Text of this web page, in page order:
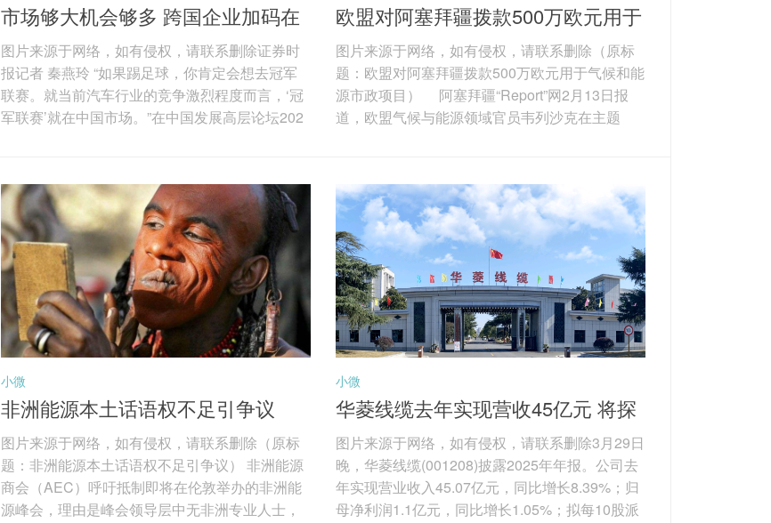
市场够大机会够多 跨国企业加码在
华投资
图片来源于网络，如有侵权，请联系删除证券时
报记者 秦燕玲 “如果踢足球，你肯定会想去冠军
联赛。就当前汽车行业的竞争激烈程度而言，‘冠
军联赛’就在中国市场。”在中国发展高层论坛202
球跨国企业的重要性。图片来源于网络，如有侵
权，请联系删除 “如果你想成为全球领军者，就必
须来中国；如果你想要在这里蓬勃发展、取得成
功甚至仅仅是生存下去，都必须加大投资力度、
加大研发投入，这也正是我们在做的。...
欧盟对阿塞拜疆拨款500万欧元用于
气候和能源市政项目
图片来源于网络，如有侵权，请联系删除（原标
题：欧盟对阿塞拜疆拨款500万欧元用于气候和能
源市政项目） 阿塞拜疆“Report”网2月13日报
道，欧盟气候与能源领域官员韦列沙克在主题
达到可融资标准，阿已启动住宅和公共建筑能源
审计，形成11份针对11栋建筑的项目文件，项目
总投资额超500万欧元（592.7万美元）。上述项
目包括明盖恰乌尔3栋住宅楼、希尔达兰1所学...
小微
非洲能源本土话语权不足引争议
图片来源于网络，如有侵权，请联系删除（原标
题：非洲能源本土话语权不足引争议） 非洲能源
商会（AEC）呼吁抵制即将在伦敦举办的非洲能
源峰会，理由是峰会领导层中无非洲专业人士，
小微
华菱线缆去年实现营收45亿元 将探
索新增长曲线
图片来源于网络，如有侵权，请联系删除3月29日
晚，华菱线缆(001208)披露2025年年报。公司去
年实现营业收入45.07亿元，同比增长8.39%；归
母净利润1.1亿元，同比增长1.05%；拟每10股派